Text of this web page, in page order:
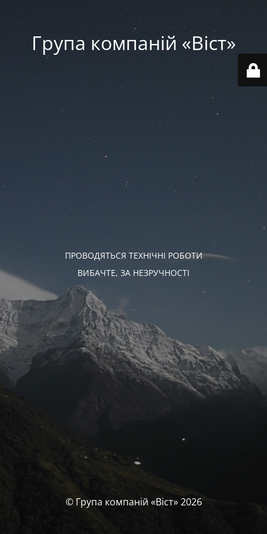
Група компаній «‎Віст»‎
ПРОВОДЯТЬСЯ ТЕХНІЧНІ РОБОТИ
ВИБАЧТЕ, ЗА НЕЗРУЧНОСТІ
© Група компаній «‎Віст»‎ 2026